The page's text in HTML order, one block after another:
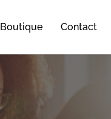
Boutique Contact